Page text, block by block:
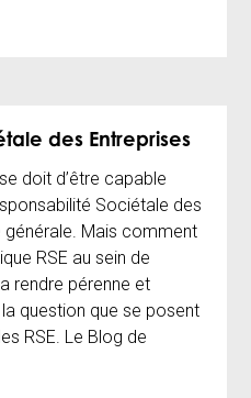
des Entreprises
doit d’être capable
Sociétale des
générale. Mais comment
RSE au sein de
rendre pérenne et
question que se posent
RSE. Le Blog de